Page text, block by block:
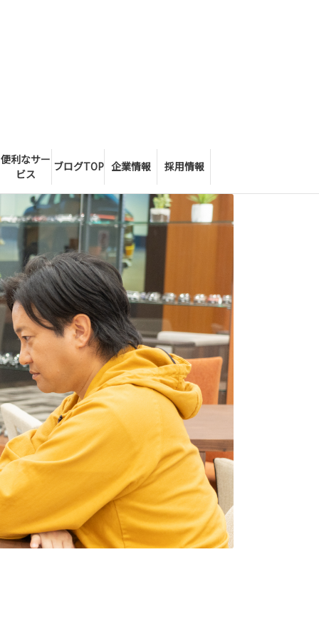
便利なサー
ビス
ブログTOP 企業情報 採用情報